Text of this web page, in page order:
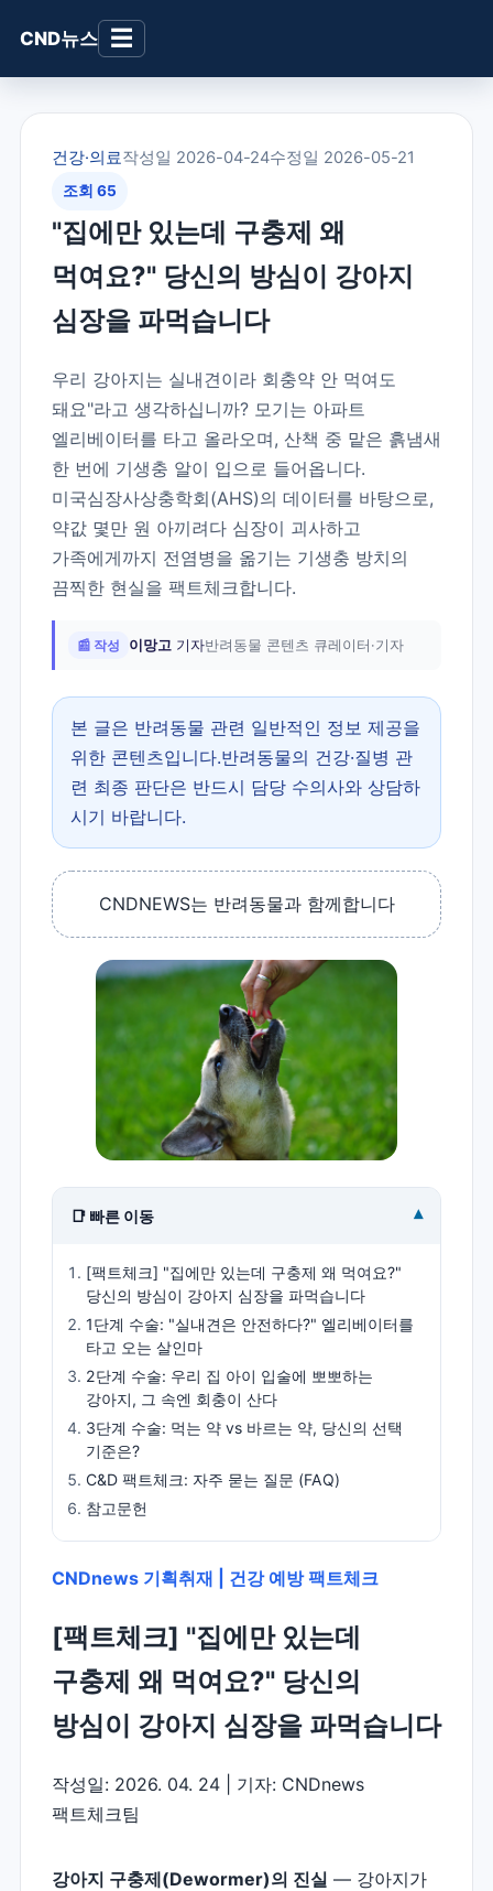
CND뉴스 ☰
건강·의료작성일 2026-04-24수정일 2026-05-21
조회 65
"집에만 있는데 구충제 왜
먹여요?" 당신의 방심이 강아지
심장을 파먹습니다
우리 강아지는 실내견이라 회충약 안 먹여도
돼요"라고 생각하십니까? 모기는 아파트
엘리베이터를 타고 올라오며, 산책 중 맡은 흙냄새
한 번에 기생충 알이 입으로 들어옵니다.
미국심장사상충학회(AHS)의 데이터를 바탕으로,
약값 몇만 원 아끼려다 심장이 괴사하고
가족에게까지 전염병을 옮기는 기생충 방치의
끔찍한 현실을 팩트체크합니다.
📰 작성 이망고 기자반려동물 콘텐츠 큐레이터·기자
본 글은 반려동물 관련 일반적인 정보 제공을
위한 콘텐츠입니다.반려동물의 건강·질병 관
련 최종 판단은 반드시 담당 수의사와 상담하
시기 바랍니다.
CNDNEWS는 반려동물과 함께합니다
📑 빠른 이동 ▾
[팩트체크] "집에만 있는데 구충제 왜 먹여요?"
당신의 방심이 강아지 심장을 파먹습니다
1단계 수술: "실내견은 안전하다?" 엘리베이터를
타고 오는 살인마
2단계 수술: 우리 집 아이 입술에 뽀뽀하는
강아지, 그 속엔 회충이 산다
3단계 수술: 먹는 약 vs 바르는 약, 당신의 선택
기준은?
C&D 팩트체크: 자주 묻는 질문 (FAQ)
참고문헌
CNDnews 기획취재 | 건강 예방 팩트체크
[팩트체크] "집에만 있는데
구충제 왜 먹여요?" 당신의
방심이 강아지 심장을 파먹습니다
작성일: 2026. 04. 24 | 기자: CNDnews
팩트체크팀
강아지 구충제(Dewormer)의 진실 — 강아지가